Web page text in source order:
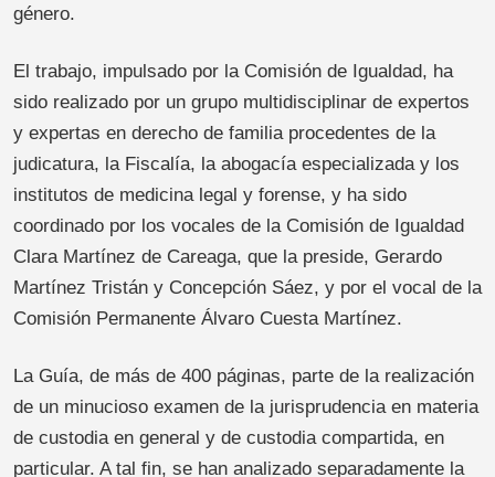
género.
El trabajo, impulsado por la Comisión de Igualdad, ha
sido realizado por un grupo multidisciplinar de expertos
y expertas en derecho de familia procedentes de la
judicatura, la Fiscalía, la abogacía especializada y los
institutos de medicina legal y forense, y ha sido
coordinado por los vocales de la Comisión de Igualdad
Clara Martínez de Careaga, que la preside, Gerardo
Martínez Tristán y Concepción Sáez, y por el vocal de la
Comisión Permanente Álvaro Cuesta Martínez.
La Guía, de más de 400 páginas, parte de la realización
de un minucioso examen de la jurisprudencia en materia
de custodia en general y de custodia compartida, en
particular. A tal fin, se han analizado separadamente la